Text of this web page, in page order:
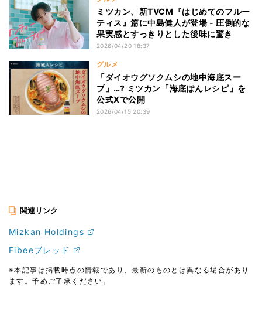
ミツカン、新TVCM『はじめてのフルー
ティス』篇に中島健人が登場 - 圧倒的な
果実感とすっきりとした後味に驚き
2026/04/20 18:37
グルメ
「ダイオウグソクムシの地中海底スー
プ」…? ミツカン「海底ぽんレシピ」を
公式Xで公開
2026/04/15 20:39
関連リンク
Mizkan Holdings
Fibeeブレッド
※本記事は掲載時点の情報であり、最新のものとは異なる場合があり
ます。予めご了承ください。